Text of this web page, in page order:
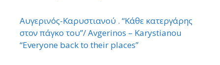
Αυγερινός-Καρυστιανού . “Κάθε κατεργάρης
στον πάγκο του”/ Avgerinos – Karystianou
“Εveryone back to their places”